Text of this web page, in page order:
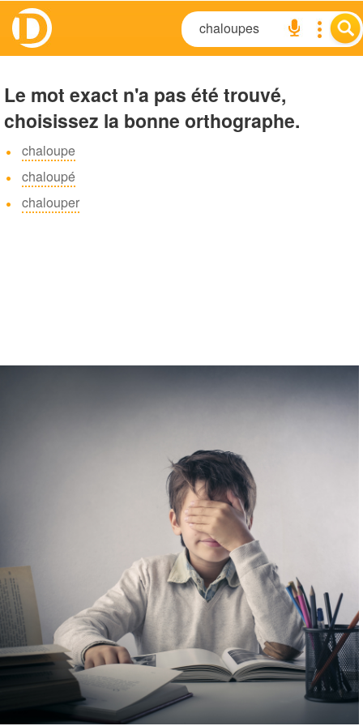
Le mot exact n'a pas été trouvé,
choisissez la bonne orthographe.
chaloupe
chaloupé
chalouper